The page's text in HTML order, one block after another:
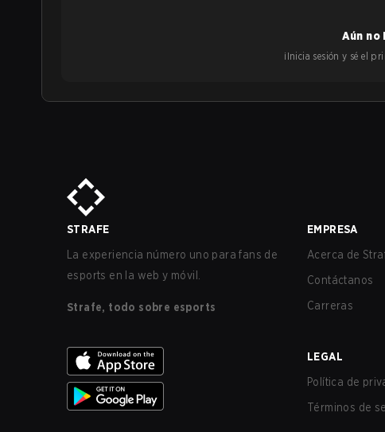
Aún no
¡Inicia sesión y sé el
STRAFE
La experiencia número uno para fans de
esports en la web y móvil.
Strafe, todo sobre esports
EMPRESA
Acerca de
Contáctanos
Carreras
LEGAL
Política de
Términos de